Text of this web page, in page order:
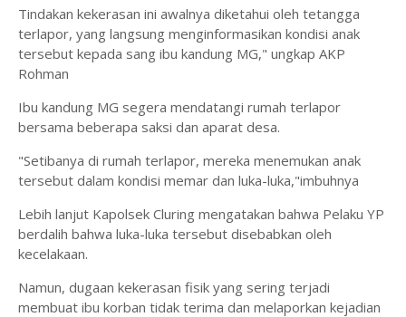
Tindakan kekerasan ini awalnya diketahui oleh tetangga
terlapor, yang langsung menginformasikan kondisi anak
tersebut kepada sang ibu kandung MG," ungkap AKP
Rohman
Ibu kandung MG segera mendatangi rumah terlapor
bersama beberapa saksi dan aparat desa.
"Setibanya di rumah terlapor, mereka menemukan anak
tersebut dalam kondisi memar dan luka-luka,"imbuhnya
Lebih lanjut Kapolsek Cluring mengatakan bahwa Pelaku YP
berdalih bahwa luka-luka tersebut disebabkan oleh
kecelakaan.
Namun, dugaan kekerasan fisik yang sering terjadi
membuat ibu korban tidak terima dan melaporkan kejadian